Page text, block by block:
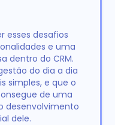
esses desafios
e uma
dentro do CRM.
do dia a dia
simples, e que o
de uma
desenvolvimento
dele.